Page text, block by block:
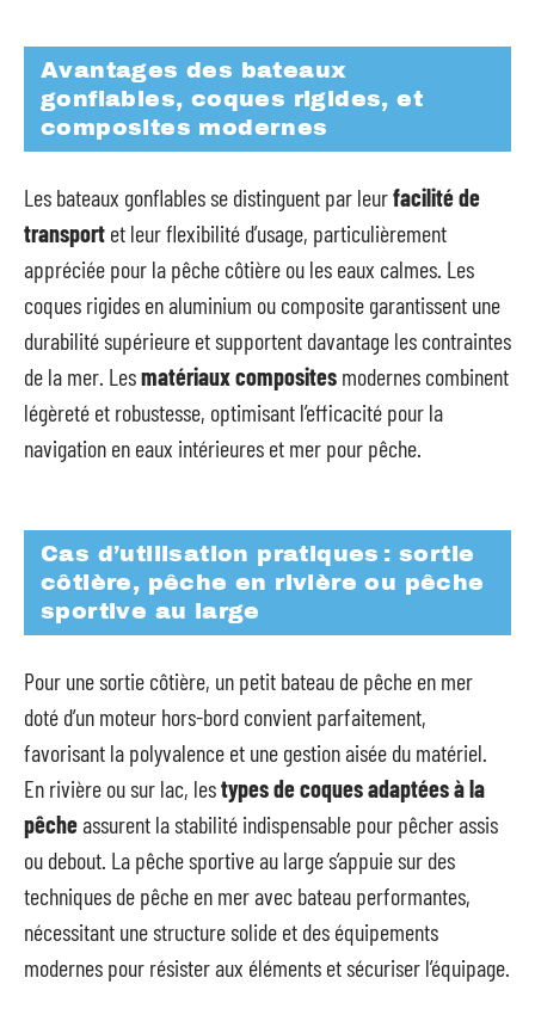
Avantages des bateaux
gonflables, coques rigides, et
composites modernes
Les bateaux gonflables se distinguent par leurfacilité de
transport et leur flexibilité d’usage, particulièrement
appréciée pour la pêche côtière ou les eaux calmes. Les
coques rigides en aluminium ou composite garantissent une
durabilité supérieure et supportent davantage les contraintes
de la mer. Lesmatériaux composites modernes combinent
légèreté et robustesse, optimisant l’efficacité pour la
navigation en eaux intérieures et mer pour pêche.
Cas d’utilisation pratiques : sortie
côtière, pêche en rivière ou pêche
sportive au large
Pour une sortie côtière, un petit bateau de pêche en mer
doté d’un moteur hors-bord convient parfaitement,
favorisant la polyvalence et une gestion aisée du matériel.
En rivière ou sur lac, lestypes de coques adaptées à la
pêcheassurent la stabilité indispensable pour pêcher assis
ou debout. La pêche sportive au large s’appuie sur des
techniques de pêche en mer avec bateau performantes,
nécessitant une structure solide et des équipements
modernes pour résister aux éléments et sécuriser l’équipage.